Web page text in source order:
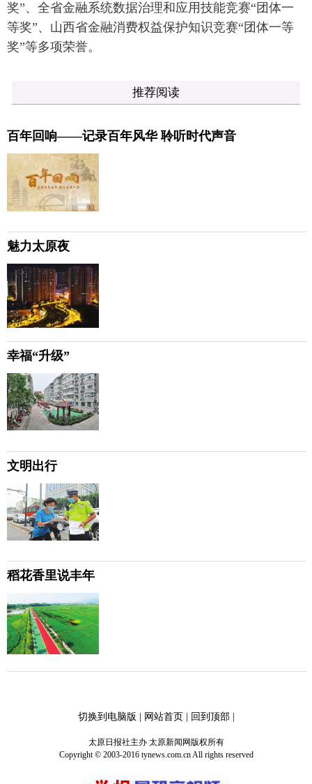
奖”、全省金融系统数据治理和应用技能竞赛“团体一
等奖”、山西省金融消费权益保护知识竞赛“团体一等
奖”等多项荣誉。
推荐阅读
百年回响——记录百年风华 聆听时代声音
魅力太原夜
幸福“升级”
文明出行
稻花香里说丰年
切换到电脑版 | 网站首页| 回到顶部|
太原日报社主办 太原新闻网版权所有
Copyright © 2003-2016 tynews.com.cn All rights reserved